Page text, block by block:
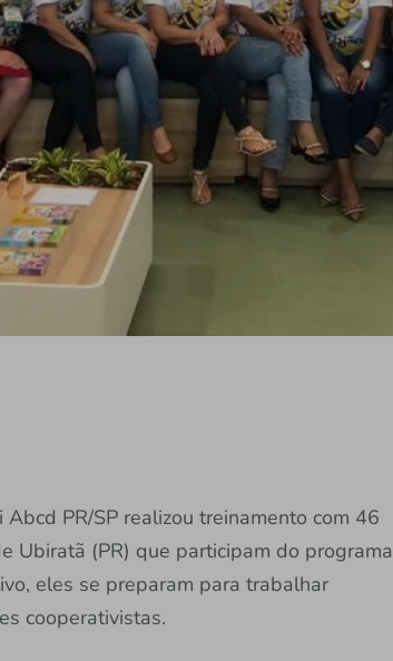
PR/SP realizou treinamento com 46
Ubiratã (PR) que participam do programa
eles se preparam para trabalhar
cooperativistas.